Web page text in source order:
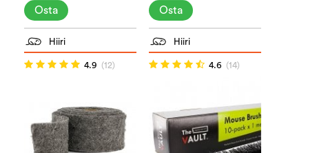
Osta Osta
Hiiri
4.9 (12)
Hiiri
4.6 (14)